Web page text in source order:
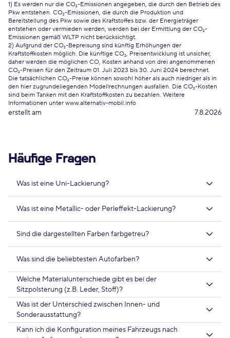
1) Es werden nur die CO₂-Emissionen angegeben, die durch den Betrieb des
Pkw entstehen. CO₂-Emissionen, die durch die Produktion und
Bereitstellung des Pkw sowie des Kraftstoffes bzw. der Energieträger
entstehen oder vermieden werden, werden bei der Ermittlung der CO₂-
Emissionen gemäß WLTP nicht berücksichtigt.
2) Aufgrund der CO₂-Bepreisung sind künftig Erhöhungen der
Kraftstoffkosten möglich. Die künftige CO₂, Preisentwicklung ist unsicher,
daher werden die möglichen CO, Kosten anhand von drei angenommenen
CO₂-Preisen für den Zeitraum 01. Juli 2023 bis 30. Juni 2024 berechnet.
Die tatsächlichen CO₂-Preise können sowohl höher als auch niedriger als in
den hier zugrundeliegenden Modellrechnungen ausfallen. Die CO₂-Kosten
sind beim Tanken mit den Kraftstoffkosten zu bezahlen. Weitere
Informationen unter www.alternativ-mobil.info
erstellt am 7.8.2026
Häufige Fragen
Was ist eine Uni-Lackierung?
Was ist eine Metallic- oder Perleffekt-Lackierung?
Sind die dargestellten Farben farbgetreu?
Was sind die beliebtesten Autofarben?
Welche Materialunterschiede gibt es bei der
Sitzpolsterung (z.B. Leder, Stoff)?
Was ist der Unterschied zwischen Innen- und
Sonderausstattung?
Kann ich die Konfiguration meines Fahrzeugs nach